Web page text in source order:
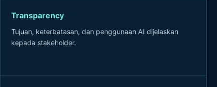
Transparency
Tujuan, keterbatasan, dan penggunaan AI dijelaskan
kepada stakeholder.